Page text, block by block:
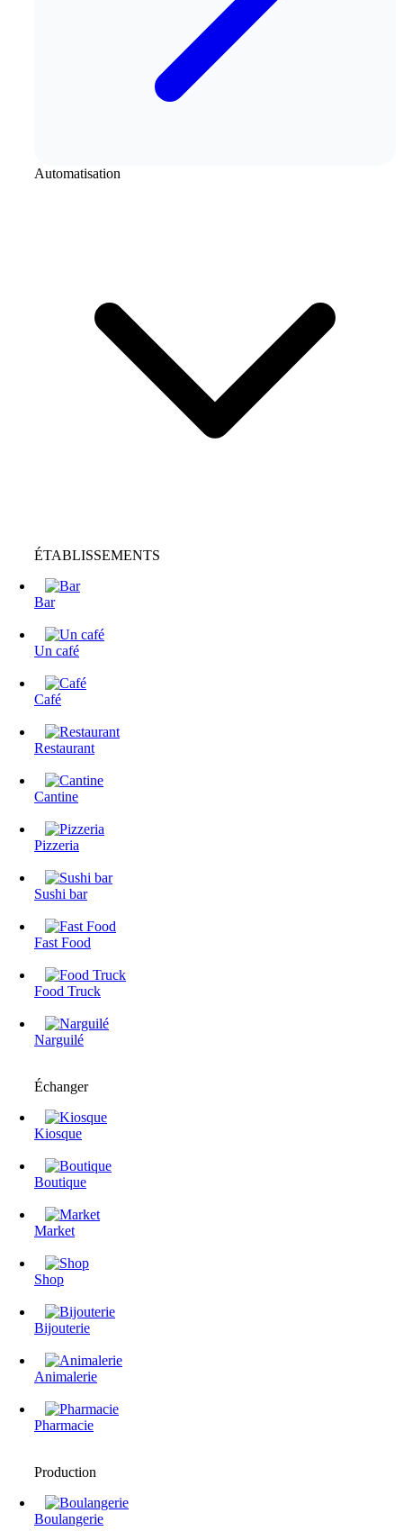
Automatisation
ÉTABLISSEMENTS
Bar
Un café
Café
Restaurant
Cantine
Pizzeria
Sushi bar
Fast Food
Food Truck
Narguilé
Échanger
Kiosque
Boutique
Market
Shop
Bijouterie
Animalerie
Pharmacie
Production
Boulangerie